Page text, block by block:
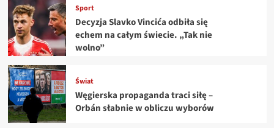
Sport
Decyzja Slavko Vincića odbiła się
echem na całym świecie. „Tak nie
wolno”
Świat
Węgierska propaganda traci siłę –
Orbán słabnie w obliczu wyborów